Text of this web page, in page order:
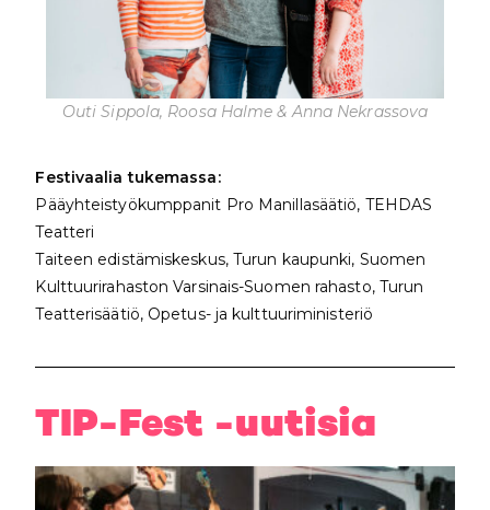
Outi Sippola, Roosa Halme & Anna Nekrassova
Festivaalia tukemassa:
Pääyhteistyökumppanit Pro Manillasäätiö, TEHDAS
Teatteri
Taiteen edistämiskeskus, Turun kaupunki, Suomen
Kulttuurirahaston Varsinais-Suomen rahasto, Turun
Teatterisäätiö, Opetus- ja kulttuuriministeriö
TIP-Fest -uutisia